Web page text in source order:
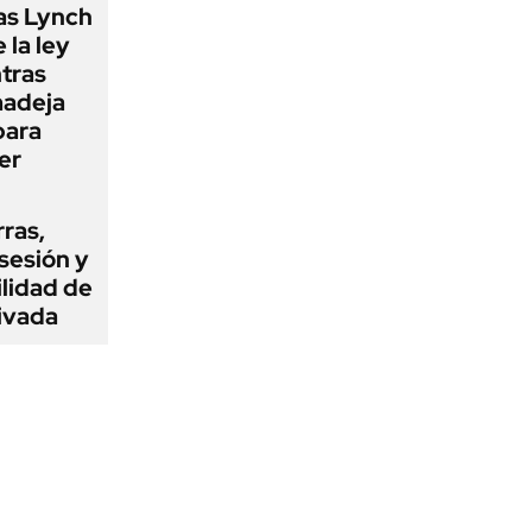
Lynch
la ley
y
de